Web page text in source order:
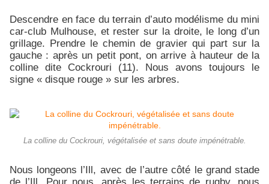
Descendre en face du terrain d’auto modélisme du mini
car-club Mulhouse, et rester sur la droite, le long d’un
grillage. Prendre le chemin de gravier qui part sur la
gauche : après un petit pont, on arrive à hauteur de la
colline dite Cockrouri (11). Nous avons toujours le
signe « disque rouge » sur les arbres.
La colline du Cockrouri, végétalisée et sans doute impénétrable.
Nous longeons l’Ill, avec de l’autre côté le grand stade